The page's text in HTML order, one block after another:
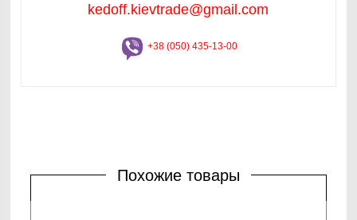
kedoff.kievtrade@gmail.com
+38 (050) 435-13-00
Похожие товары